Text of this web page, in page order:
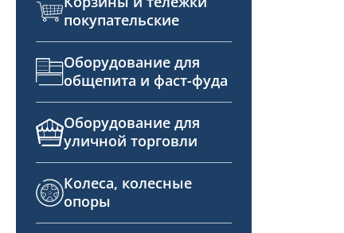
покупательские
Оборудование для
общепита и фаст-фуда
Оборудование для
уличной торговли
Колеса, колесные
опоры